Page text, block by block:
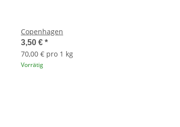
Copenhagen
3,50 € *
70,00 € pro 1 kg
Vorrätig